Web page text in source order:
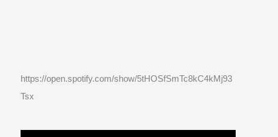
https://open.spotify.com/show/5tHOSfSmTc8kC4kMj93
Tsx